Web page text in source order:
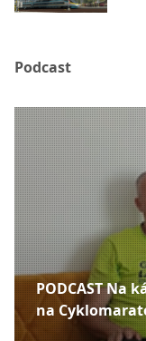
Podcast
PODCAST Na
na